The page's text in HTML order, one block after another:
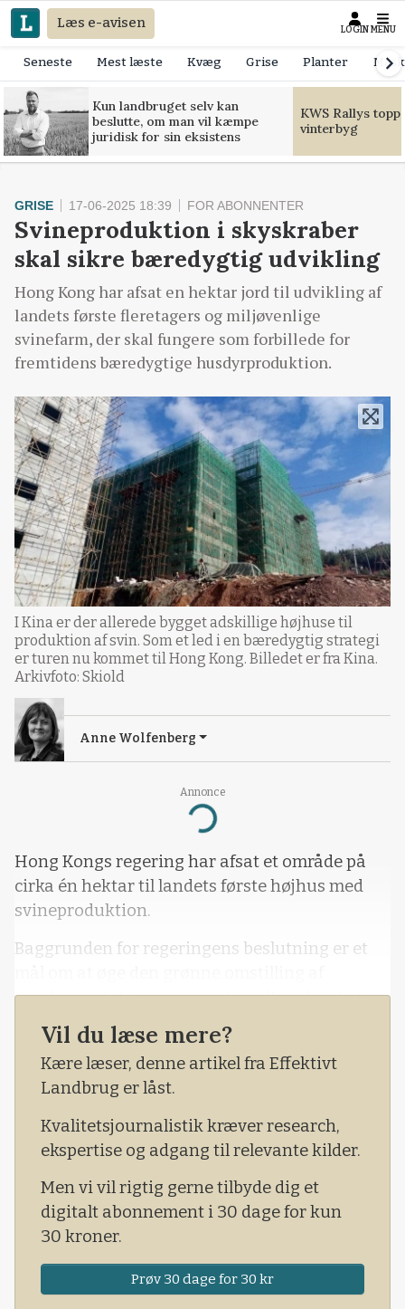
Læs e-avisen LOGIN MENU
Seneste Mest læste Kvæg Grise Planter
Kun landbruget selv kan
beslutte, om man vil kæmpe
juridisk for sin eksistens
KWS Rallys
vinterbyg
Annonce
Loading...
GRISE 17-06-2025 18:39 FOR ABONNENTER
Svineproduktion i skyskraber
skal sikre bæredygtig udvikling
Hong Kong har afsat en hektar jord til udvikling af
landets første fleretagers og miljøvenlige
svinefarm, der skal fungere som forbillede for
fremtidens bæredygtige husdyrproduktion.
I Kina er der allerede bygget adskillige højhuse til
produktion af svin. Som et led i en bæredygtig strategi
er turen nu kommet til Hong Kong. Billedet er fra Kina.
Arkivfoto: Skiold
Anne Wolfenberg
Hong Kongs regering har afsat et område på
cirka én hektar til landets første højhus med
svineproduktion.
Baggrunden for regeringens beslutning er et
husdyrproduktionen, som blandt andet skal
ske via en modernisering og effektivisering af
landbruget.
For at opnå den ønskede bæredygtige
fremme lukkede og automatiserede systemer,
der både sparer plads og skåner miljøet.
Vil du læse mere?
Kære læser, denne artikel fra Effektivt
Landbrug er låst.
Kvalitetsjournalistik kræver research,
ekspertise og adgang til relevante kilder.
Men vi vil rigtig gerne tilbyde dig et
digitalt abonnement i 30 dage for kun
30 kroner.
Prøv 30 dage for 30 kr